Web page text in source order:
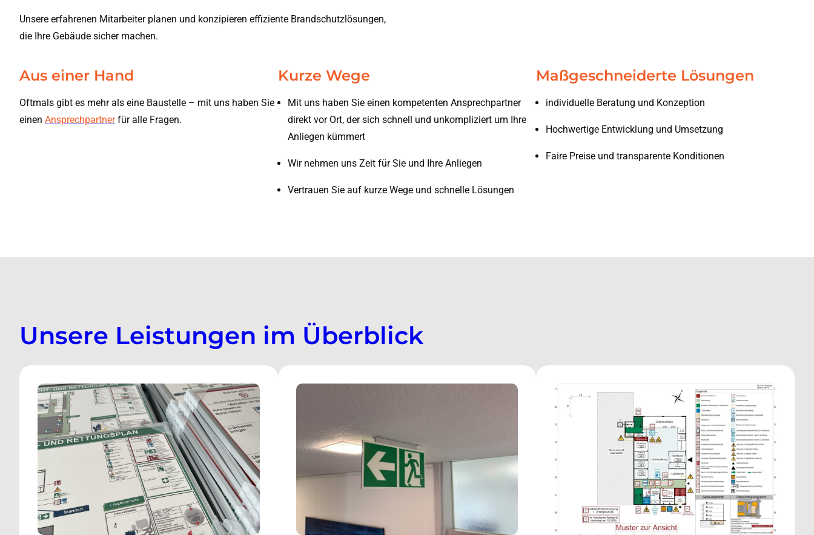
Unsere erfahrenen Mitarbeiter planen und konzipieren effiziente Brandschutzlösungen,
die Ihre Gebäude sicher machen.
Aus einer Hand
Oftmals gibt es mehr als eine Baustelle – mit uns haben Sie
einen Ansprechpartnerfür alle Fragen.
Kurze Wege
Mit uns haben Sie einen kompetenten Ansprechpartner
direkt vor Ort, der sich schnell und unkompliziert um Ihre
Anliegen kümmert
Wir nehmen uns Zeit für Sie und Ihre Anliegen
Vertrauen Sie auf kurze Wege und schnelle Lösungen
Maßgeschneiderte Lösungen
individuelle Beratung und Konzeption
Hochwertige Entwicklung und Umsetzung
Faire Preise und transparente Konditionen
Unsere Leistungen im Überblick